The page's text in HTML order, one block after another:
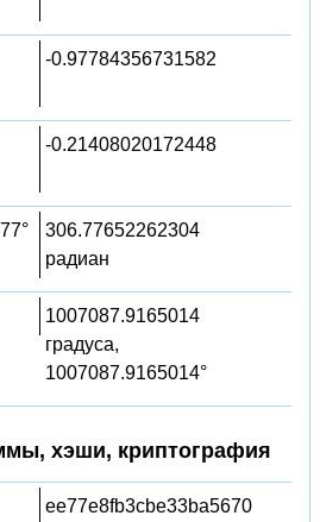
-0.97784356731582
-0.21408020172448
306.77652262304
радиан
1007087.9165014
градуса,
1007087.9165014°
хэши, криптография
ee77e8fb3cbe33ba5670